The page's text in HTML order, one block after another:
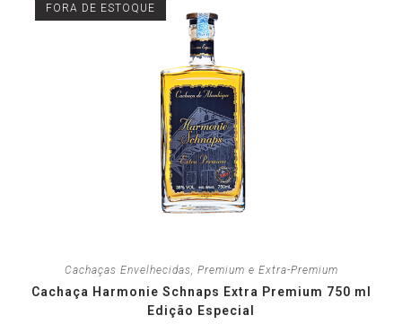
FORA DE ESTOQUE
Cachaças Envelhecidas Premium e Extra-Premium
Cachaça Harmonie Schnaps Extra Premium 750 ml
Edição Especial